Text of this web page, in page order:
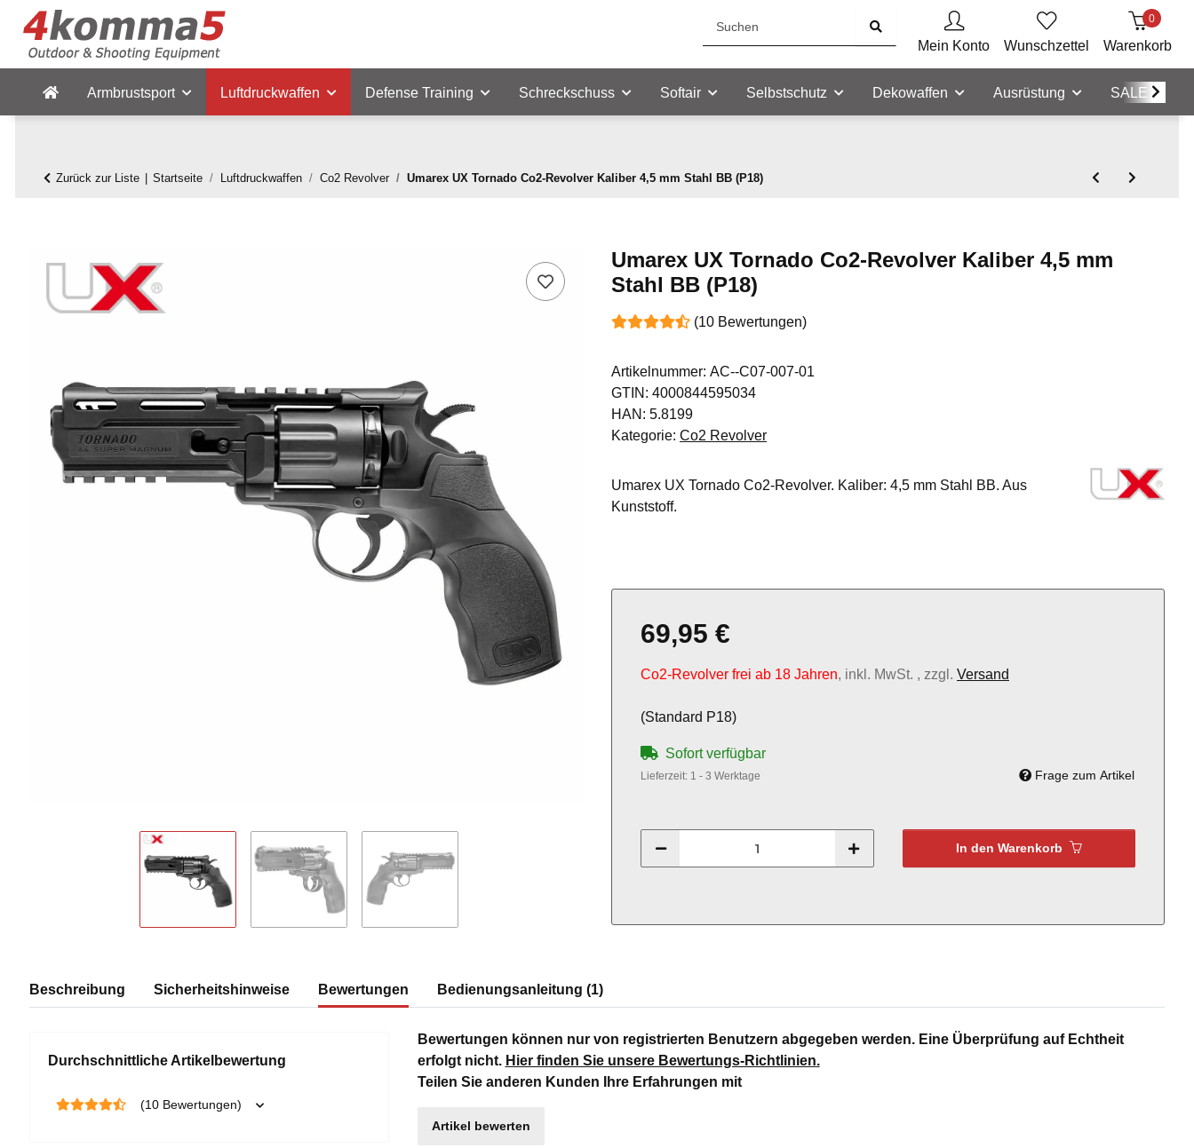
Mein Konto Wunschzettel
0
Warenkorb
Armbrustsport Luftdruckwaffen Defense Training Schreckschuss Softair Selbstschutz Dekowaffen Ausrüstung SALE
Zurück zur Liste Startseite Luftdruckwaffen Co2 Revolver Umarex UX Tornado Co2-Revolver Kaliber 4,5 mm Stahl BB (P18)
Umarex UX Tornado Co2-Revolver Kaliber 4,5 mm
Stahl BB (P18)
(10 Bewertungen)
Artikelnummer: AC--C07-007-01
GTIN: 4000844595034
HAN: 5.8199
Kategorie: Co2 Revolver
Umarex UX Tornado Co2-Revolver. Kaliber: 4,5 mm Stahl BB. Aus
Kunststoff.
69,95 €
Co2-Revolver frei ab 18 Jahren, inkl. MwSt. , zzgl. Versand
(Standard P18)
Sofort verfügbar
Lieferzeit: 1 - 3 Werktage Frage zum Artikel
In den Warenkorb
Beschreibung Sicherheitshinweise Bewertungen Bedienungsanleitung (1)
Durchschnittliche Artikelbewertung
(10 Bewertungen)
Bewertungen können nur von registrierten Benutzern abgegeben werden. Eine Überprüfung auf Echtheit
erfolgt nicht. Hier finden Sie unsere Bewertungs-Richtlinien.
Teilen Sie anderen Kunden Ihre Erfahrungen mit
Artikel bewerten